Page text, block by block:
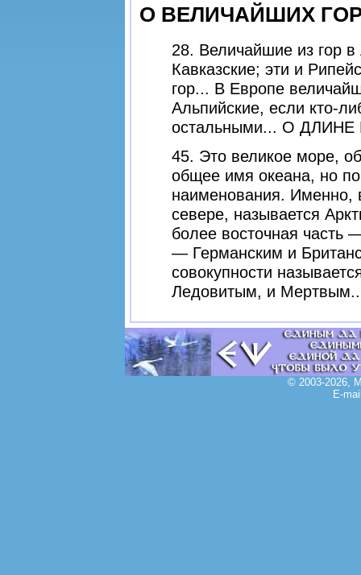
О ВЕЛИЧАЙШИХ
28. Величайшие из гор
Кавказские; эти и
гор... В Европе
Альпийские, если кто-
остальными... О
45. Это великое море,
общее имя океана, но
наименования. Именно,
севере, называется
более восточная часть
— Германским и
совокупности
Ледовитым, и
© 2003-2026,
E-